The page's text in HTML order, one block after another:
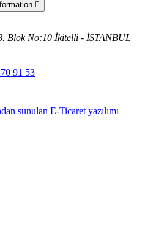

Blok No:10 İkitelli - İSTANBUL
91 53
sunulan E-Ticaret yazılımı